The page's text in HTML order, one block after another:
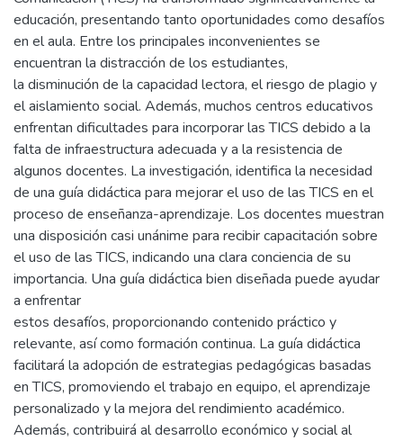
educación, presentando tanto oportunidades como desafíos
en el aula. Entre los principales inconvenientes se
encuentran la distracción de los estudiantes,
la disminución de la capacidad lectora, el riesgo de plagio y
el aislamiento social. Además, muchos centros educativos
enfrentan dificultades para incorporar las TICS debido a la
falta de infraestructura adecuada y a la resistencia de
algunos docentes. La investigación, identifica la necesidad
de una guía didáctica para mejorar el uso de las TICS en el
proceso de enseñanza-aprendizaje. Los docentes muestran
una disposición casi unánime para recibir capacitación sobre
el uso de las TICS, indicando una clara conciencia de su
importancia. Una guía didáctica bien diseñada puede ayudar
a enfrentar
estos desafíos, proporcionando contenido práctico y
relevante, así como formación continua. La guía didáctica
facilitará la adopción de estrategias pedagógicas basadas
en TICS, promoviendo el trabajo en equipo, el aprendizaje
personalizado y la mejora del rendimiento académico.
Además, contribuirá al desarrollo económico y social al